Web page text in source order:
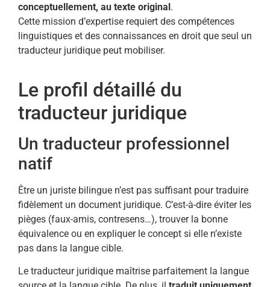
conceptuellement, au texte original.
Cette mission d’expertise requiert des compétences
linguistiques et des connaissances en droit que seul un
traducteur juridique peut mobiliser.
Le profil détaillé du
traducteur juridique
Un traducteur professionnel
natif
Être un juriste bilingue n’est pas suffisant pour traduire
fidèlement un document juridique. C’est-à-dire éviter les
pièges (faux-amis, contresens…), trouver la bonne
équivalence ou en expliquer le concept si elle n’existe
pas dans la langue cible.
Le traducteur juridique maîtrise parfaitement la langue